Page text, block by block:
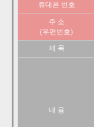
휴대폰 번호
주 소
(우편번호)
제 목
내 용